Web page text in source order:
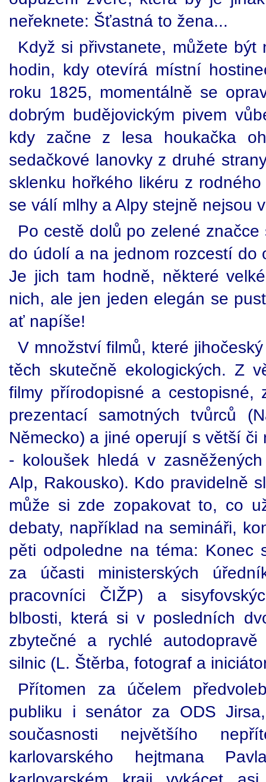
neřeknete: Šťastná to žena...
Když si přivstanete, můžete
hodin, kdy otevírá místní
roku 1825, momentálně se
dobrým budějovickým pivem
kdy začne z lesa houkačka
sedačkové lanovky z druhé
sklenku hořkého likéru z
se válí mlhy a Alpy stejně nejsou
Po cestě dolů po zelené
do údolí a na jednom rozcestí
Je jich tam hodně, některé
nich, ale jen jeden elegán se
ať napíše!
V množství filmů, které
těch skutečně ekologických. Z
filmy přírodopisné a
prezentací samotných tvůrců
Německo) a jiné operují s větší
- koloušek hledá v
Alp, Rakousko). Kdo pravidelně
může si zde zopakovat to, co
debaty, například na semináři,
pěti odpoledne na téma: Konec
za účasti ministerských
pracovníci ČIŽP) a
blbosti, která si v posledních
zbytečné a rychlé
silnic (L. Štěrba, fotograf a
Přítomen za účelem
publiku i senátor za ODS
současnosti největšího
karlovarského hejtmana